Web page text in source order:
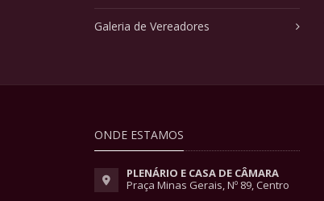
Galeria de Vereadores
ONDE ESTAMOS
PLENÁRIO E CASA DE CÂMARA
Praça Minas Gerais, Nº 89, Centro